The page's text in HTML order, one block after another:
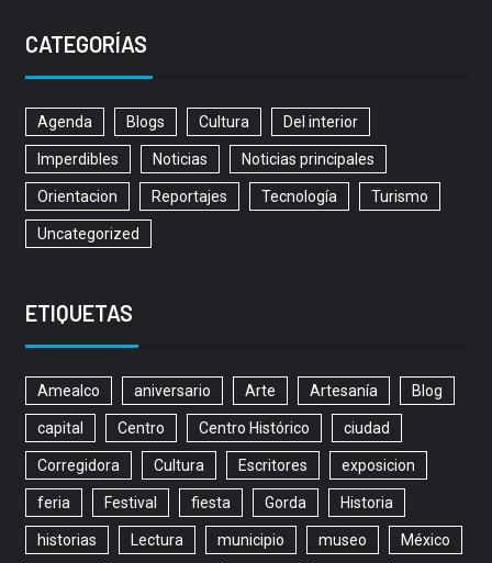
CATEGORÍAS
Agenda Blogs Cultura Del interior
Imperdibles Noticias Noticias principales
Orientacion Reportajes Tecnología Turismo
Uncategorized
ETIQUETAS
Amealco aniversario Arte Artesanía Blog
capital Centro Centro Histórico ciudad
Corregidora Cultura Escritores exposicion
feria Festival fiesta Gorda Historia
historias Lectura municipio museo México